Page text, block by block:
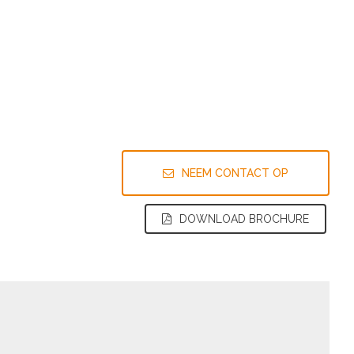
NEEM CONTACT OP
DOWNLOAD BROCHURE